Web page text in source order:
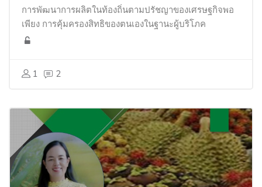
การพัฒนาการผลิตในท้องถิ่นตามปรัชญาของเศรษฐกิจพอ
เพียง การคุ้มครองสิทธิของตนเองในฐานะผู้บริโภค
1 2